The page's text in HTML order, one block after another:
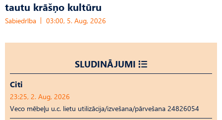
tautu krāšņo kultūru
Sabiedrība 03:00, 5. Aug, 2026
SLUDINĀJUMI
Citi
23:25, 2. Aug, 2026
Veco mēbeļu u.c. lietu utilizācija/izvešana/pārvešana 24826054